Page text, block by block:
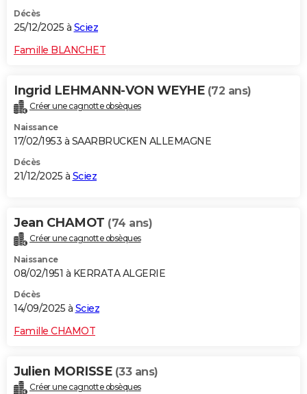
Décès
25/12/2025 à Sciez
Famille BLANCHET
Ingrid LEHMANN-VON WEYHE (72 ans)
Créer une cagnotte obsèques
Naissance
17/02/1953 à SAARBRUCKEN ALLEMAGNE
Décès
21/12/2025 à Sciez
Jean CHAMOT (74 ans)
Créer une cagnotte obsèques
Naissance
08/02/1951 à KERRATA ALGERIE
Décès
14/09/2025 à Sciez
Famille CHAMOT
Julien MORISSE (33 ans)
Créer une cagnotte obsèques